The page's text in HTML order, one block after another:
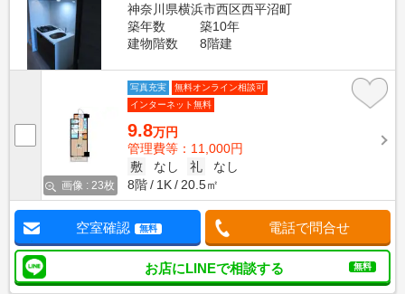
神奈川県横浜市西区西平沼町
築年数
築10年
建物階数
8階建
画像 : 23枚
写真充実
無料オンライン相談可
インターネット無料
9.8万円
管理費等：11,000円
敷
なし 礼
なし
8階
1K 20.5㎡
空室確認 無料 電話で問合せ
お店にLINEで相談する 無料